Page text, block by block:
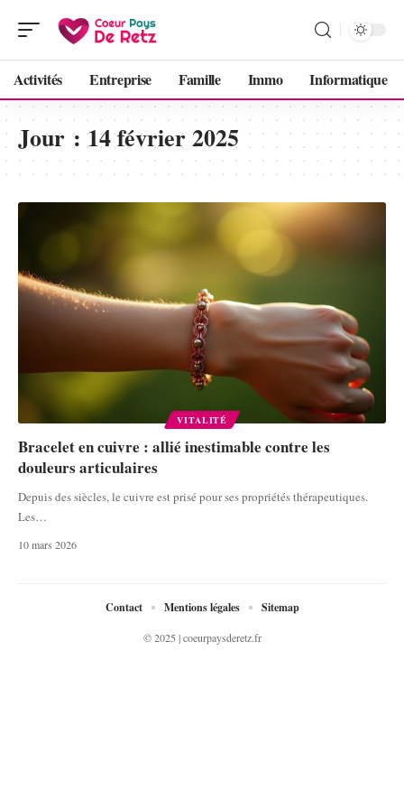
Activités Entreprise Famille Immo Informatique
Jour :14 février 2025
VITALITÉ
Bracelet en cuivre : allié inestimable contre les
douleurs articulaires
Depuis des siècles, le cuivre est prisé pour ses propriétés thérapeutiques.
Les…
10 mars 2026
© 2025 | coeurpaysderetz.fr
Contact Mentions légales Sitemap